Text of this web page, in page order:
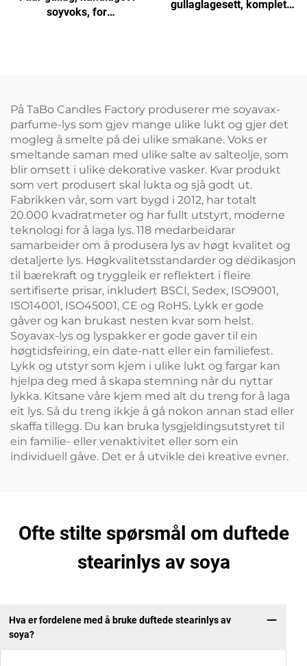
soyvoks, for
gullaglagesett, komplett
På TaBo Candles Factory produserer me soyavax-
parfume-lys som gjev mange ulike lukt og gjer det
mogleg å smelte på dei ulike smakane. Voks er
smeltande saman med ulike salte av salteolje, som
blir omsett i ulike dekorative vasker. Kvar produkt
som vert produsert skal lukta og sjå godt ut.
Fabrikken vår, som vart bygd i 2012, har totalt
20.000 kvadratmeter og har fullt utstyrt, moderne
teknologi for å laga lys. 118 medarbeidarar
samarbeider om å produsera lys av høgt kvalitet og
detaljerte lys. Høgkvalitetsstandarder og dedikasjon
til bærekraft og tryggleik er reflektert i fleire
sertifiserte prisar, inkludert BSCI, Sedex, ISO9001,
ISO14001, ISO45001, CE og RoHS. Lykk er gode
gåver og kan brukast nesten kvar som helst.
Soyavax-lys og lyspakker er gode gaver til ein
høgtidsfeiring, ein date-natt eller ein familiefest.
Lykk og utstyr som kjem i ulike lukt og fargar kan
hjelpa deg med å skapa stemning når du nyttar
lykka. Kitsane våre kjem med alt du treng for å laga
eit lys. Så du treng ikkje å gå nokon annan stad eller
skaffa tillegg. Du kan bruka lysgjeldingsutstyret til
ein familie- eller venaktivitet eller som ein
individuell gåve. Det er å utvikle dei kreative evner.
Ofte stilte spørsmål om duftede
stearinlys av soya
Hva er fordelene med å bruke duftede stearinlys av
soya?